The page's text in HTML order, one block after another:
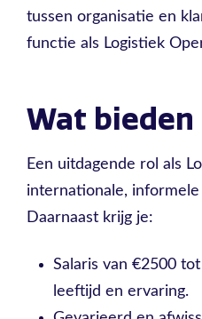
tussen organisatie en
functie als Logistiek
Wat
Een uitdagende rol als
internationale,
Daarnaast krijg je:
Salaris van €2500
leeftijd en ervaring.